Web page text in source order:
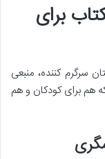
برای
سرگرم کننده، منبعی
هم برای کودکان و هم